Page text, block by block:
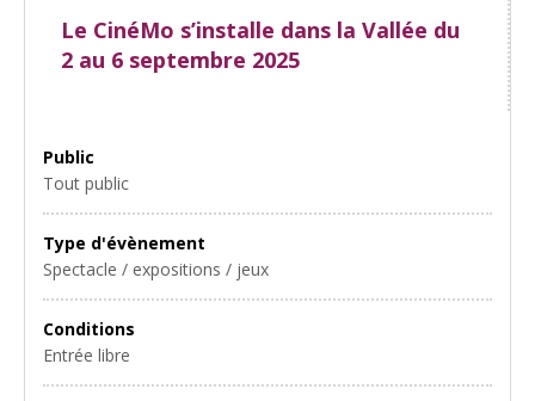
Le CinéMo s’installe dans la Vallée du
2 au 6 septembre 2025
Public
Tout public
Type d'évènement
Spectacle / expositions / jeux
Conditions
Entrée libre